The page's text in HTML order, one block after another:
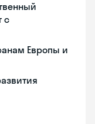
с
Европы и